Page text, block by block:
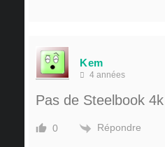
Kem
4 années
Pas de Steelbook
0 Répondre